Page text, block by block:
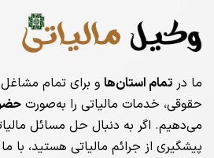
ما در تمام استان‌ها و برای تمام
حقوقی، خدمات مالیاتی را به‌صورت
می‌دهیم. اگر به دنبال حل مسائل
پیشگیری از جرائم مالیاتی هستید، با